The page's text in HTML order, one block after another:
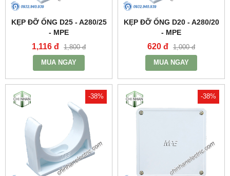
KẸP ĐỠ ỐNG D25 - A280/25
- MPE
1,116 đ 1,800 đ
MUA NGAY
KẸP ĐỠ ỐNG D20 - A280/20
- MPE
620 đ 1,000 đ
MUA NGAY
-38% -38%